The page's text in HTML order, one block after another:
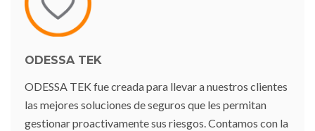
ODESSA TEK
ODESSA TEK fue creada para llevar a nuestros clientes
las mejores soluciones de seguros que les permitan
gestionar proactivamente sus riesgos. Contamos con la